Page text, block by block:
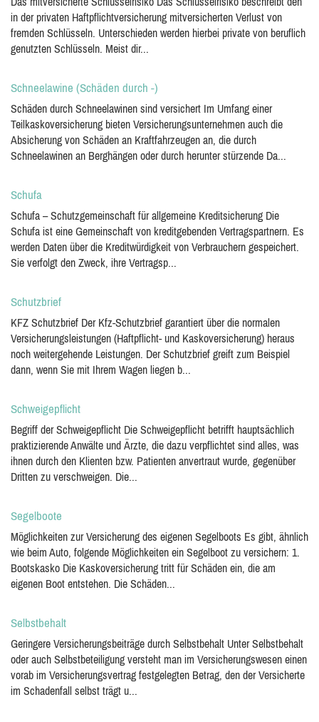
in der privaten Haftpflichtversicherung mitversicherten Verlust von
fremden Schlüsseln. Unterschieden werden hierbei private von beruflich
genutzten Schlüsseln. Meist dir...
Schneelawine (Schäden durch -)
Schäden durch Schneelawinen sind versichert Im Umfang einer
Teilkaskoversicherung bieten Versicherungsunternehmen auch die
Absicherung von Schäden an Kraftfahrzeugen an, die durch
Schneelawinen an Berghängen oder durch herunter stürzende Da...
Schufa
Schufa – Schutzgemeinschaft für allgemeine Kreditsicherung Die
Schufa ist eine Gemeinschaft von kreditgebenden Vertragspartnern. Es
werden Daten über die Kreditwürdigkeit von Verbrauchern gespeichert.
Sie verfolgt den Zweck, ihre Vertragsp...
Schutzbrief
KFZ Schutzbrief Der Kfz-Schutzbrief garantiert über die normalen
Versicherungsleistungen (Haftpflicht- und Kaskoversicherung) heraus
noch weitergehende Leistungen. Der Schutzbrief greift zum Beispiel
dann, wenn Sie mit Ihrem Wagen liegen b...
Schweigepflicht
Begriff der Schweigepflicht Die Schweigepflicht betrifft hauptsächlich
praktizierende Anwälte und Ärzte, die dazu verpflichtet sind alles, was
ihnen durch den Klienten bzw. Patienten anvertraut wurde, gegenüber
Dritten zu verschweigen. Die...
Segelboote
Möglichkeiten zur Versicherung des eigenen Segelboots Es gibt, ähnlich
wie beim Auto, folgende Möglichkeiten ein Segelboot zu versichern: 1.
Bootskasko Die Kaskoversicherung tritt für Schäden ein, die am
eigenen Boot entstehen. Die Schäden...
Selbstbehalt
Geringere Versicherungsbeiträge durch Selbstbehalt Unter Selbstbehalt
oder auch Selbstbeteiligung versteht man im Versicherungswesen einen
vorab im Versicherungsvertrag festgelegten Betrag, den der Versicherte
im Schadenfall selbst trägt u...